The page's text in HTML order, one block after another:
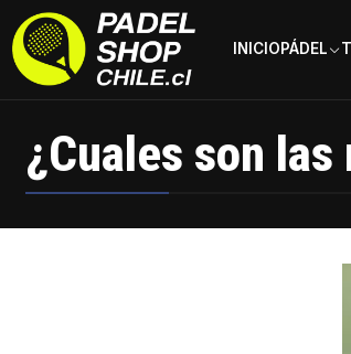
INICIOPÁDEL
Inicio Blog ¿Cuales son las mejores
¿Cuales son